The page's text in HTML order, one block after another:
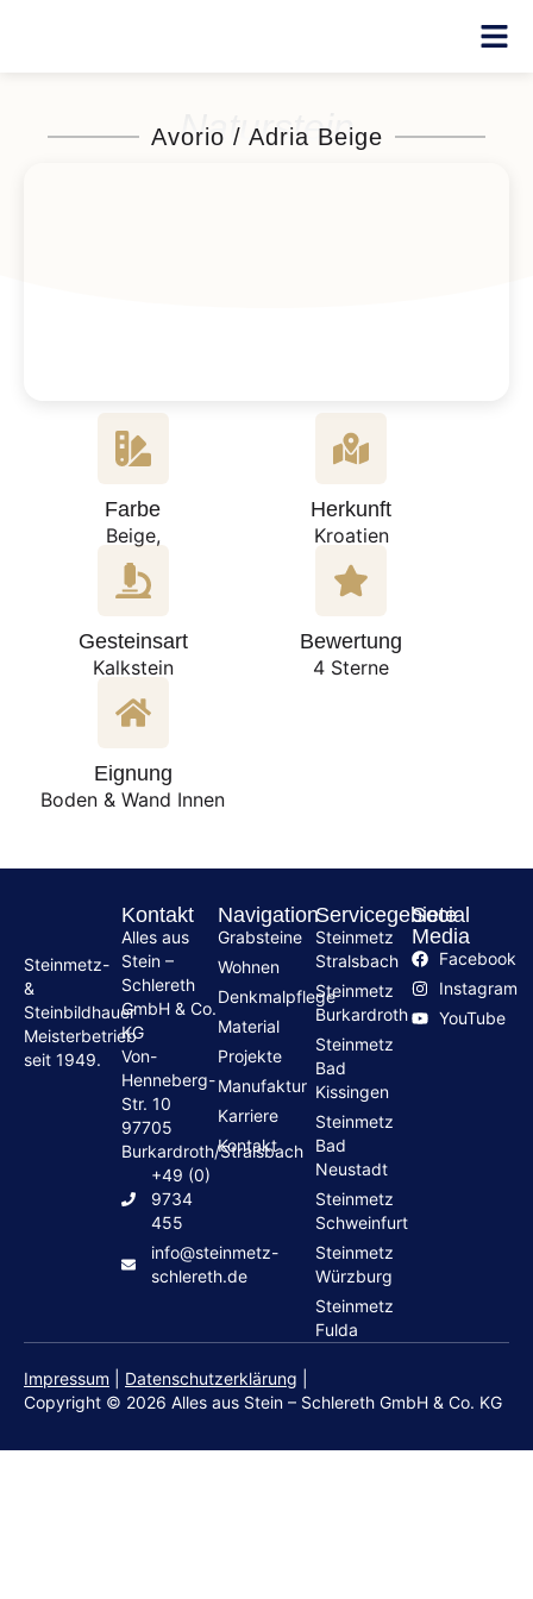
Naturstein
Avorio / Adria Beige
Farbe
Beige,
Herkunft
Kroatien
Gesteinsart
Kalkstein
Bewertung
4 Sterne
Eignung
Boden & Wand Innen
Steinmetz-
&
Steinbildhauer
Meisterbetrieb
seit 1949.
Kontakt
Alles aus
Stein –
Schlereth
GmbH & Co.
KG
Von-
Henneberg-
Str. 10
97705
Burkardroth/Stralsbach
+49 (0)
9734
455
info@steinmetz-
schlereth.de
Navigation
Grabsteine
Wohnen
Denkmalpflege
Material
Projekte
Manufaktur
Karriere
Kontakt
Servicegebiete
Steinmetz
Stralsbach
Steinmetz
Burkardroth
Steinmetz
Bad
Kissingen
Steinmetz
Bad
Neustadt
Steinmetz
Schweinfurt
Steinmetz
Würzburg
Steinmetz
Fulda
Social
Media
Facebook
Instagram
YouTube
Copyright © 2026 Alles aus Stein – Schlereth GmbH & Co. KG
Impressum Datenschutzerklärung